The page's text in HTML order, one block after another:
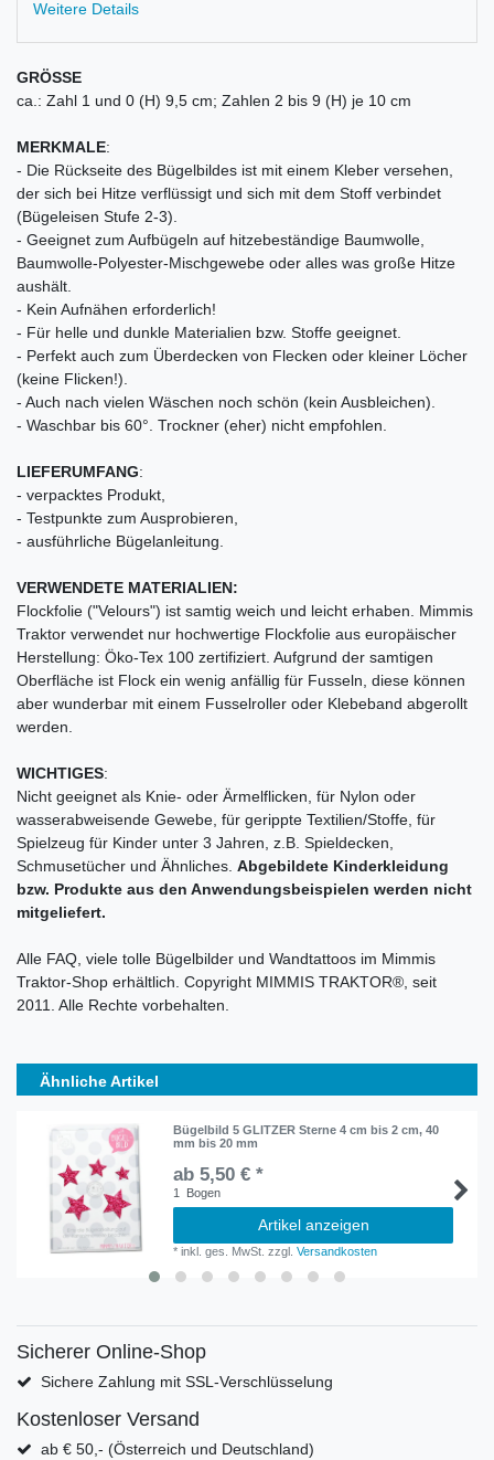
Weitere Details
GRÖSSE
ca.: Zahl 1 und 0 (H) 9,5 cm; Zahlen 2 bis 9 (H) je 10 cm
MERKMALE:
- Die Rückseite des Bügelbildes ist mit einem Kleber versehen,
der sich bei Hitze verflüssigt und sich mit dem Stoff verbindet
(Bügeleisen Stufe 2-3).
- Geeignet zum Aufbügeln auf hitzebeständige Baumwolle,
Baumwolle-Polyester-Mischgewebe oder alles was große Hitze
aushält.
- Kein Aufnähen erforderlich!
- Für helle und dunkle Materialien bzw. Stoffe geeignet.
- Perfekt auch zum Überdecken von Flecken oder kleiner Löcher
(keine Flicken!).
- Auch nach vielen Wäschen noch schön (kein Ausbleichen).
- Waschbar bis 60°. Trockner (eher) nicht empfohlen.
LIEFERUMFANG:
- verpacktes Produkt,
- Testpunkte zum Ausprobieren,
- ausführliche Bügelanleitung.
VERWENDETE MATERIALIEN:
Flockfolie ("Velours") ist samtig weich und leicht erhaben. Mimmis
Traktor verwendet nur hochwertige Flockfolie aus europäischer
Herstellung: Öko-Tex 100 zertifiziert. Aufgrund der samtigen
Oberfläche ist Flock ein wenig anfällig für Fusseln, diese können
aber wunderbar mit einem Fusselroller oder Klebeband abgerollt
werden.
WICHTIGES:
Nicht geeignet als Knie- oder Ärmelflicken, für Nylon oder
wasserabweisende Gewebe, für gerippte Textilien/Stoffe, für
Spielzeug für Kinder unter 3 Jahren, z.B. Spieldecken,
Schmusetücher und Ähnliches. Abgebildete Kinderkleidung
bzw. Produkte aus den Anwendungsbeispielen werden nicht
mitgeliefert.
Alle FAQ, viele tolle Bügelbilder und Wandtattoos im Mimmis
Traktor-Shop erhältlich. Copyright MIMMIS TRAKTOR®, seit
2011. Alle Rechte vorbehalten.
Ähnliche Artikel
Bügelbild 5 GLITZER Sterne 4 cm bis 2 cm, 40
mm bis 20 mm
ab 5,50 € *
1 Bogen
Artikel anzeigen
*inkl. ges. MwSt. zzgl.Versandkosten
Sicherer Online-Shop
Sichere Zahlung mit SSL-Verschlüsselung
Kostenloser Versand
ab € 50,- (Österreich und Deutschland)